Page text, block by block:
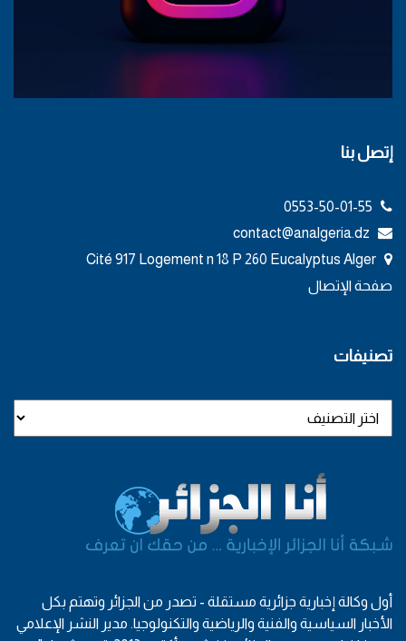
إتصل بنا
صفحة الإتصال
تصنيفات
أول وكالة إخبارية جزائرية مستقلة - تصدر من الجزائر وتهتم بكل
الأخبار السياسية والفنية والرياضية والتكنولوجيا. مدير النشر الإعلامي